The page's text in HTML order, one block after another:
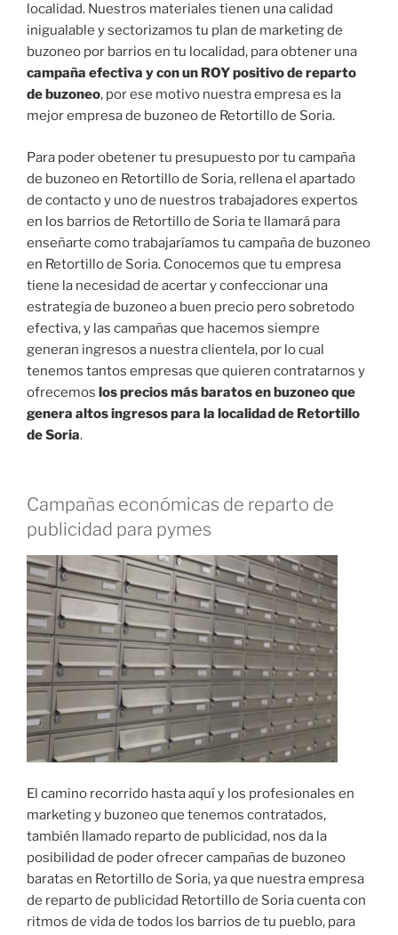
localidad. Nuestros materiales tienen una calidad
inigualable y sectorizamos tu plan de marketing de
buzoneo por barrios en tu localidad, para obtener una
campaña efectiva y con un ROY positivo de reparto
de buzoneo, por ese motivo nuestra empresa es la
mejor empresa de buzoneo de Retortillo de Soria.
Para poder obetener tu presupuesto por tu campaña
de buzoneo en Retortillo de Soria, rellena el apartado
de contacto y uno de nuestros trabajadores expertos
en los barrios de Retortillo de Soria te llamará para
enseñarte como trabajaríamos tu campaña de buzoneo
en Retortillo de Soria. Conocemos que tu empresa
tiene la necesidad de acertar y confeccionar una
estrategia de buzoneo a buen precio pero sobretodo
efectiva, y las campañas que hacemos siempre
generan ingresos a nuestra clientela, por lo cual
tenemos tantos empresas que quieren contratarnos y
ofrecemos los precios más baratos en buzoneo que
genera altos ingresos para la localidad de Retortillo
de Soria.
Campañas económicas de reparto de
publicidad para pymes
El camino recorrido hasta aquí y los profesionales en
marketing y buzoneo que tenemos contratados,
también llamado reparto de publicidad, nos da la
posibilidad de poder ofrecer campañas de buzoneo
baratas en Retortillo de Soria, ya que nuestra empresa
de reparto de publicidad Retortillo de Soria cuenta con
ritmos de vida de todos los barrios de tu pueblo, para